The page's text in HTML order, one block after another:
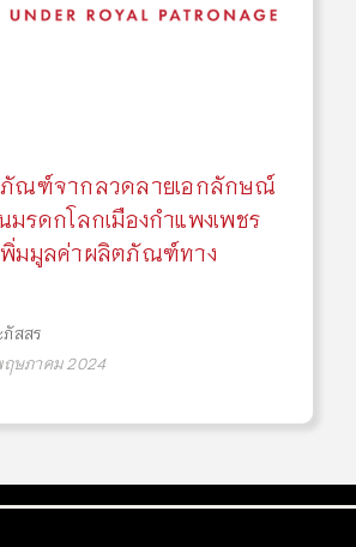
ณฑ์จากลวดลายเอกลักษณ์
รดกโลกเมืองกำแพงเพชร
พิ่มมูลค่าผลิตภัณฑ์ทาง
ภัสสร
ฤษภาคม 2024